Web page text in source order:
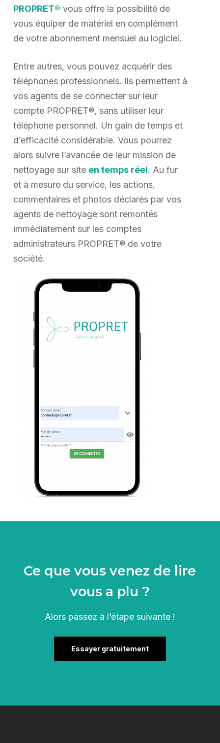
PROPRET® vous offre la possibilité de
vous équiper de matériel en complément
de votre abonnement mensuel au logiciel.
Entre autres, vous pouvez acquérir des
téléphones professionnels. Ils permettent à
vos agents de se connecter sur leur
compte PROPRET®, sans utiliser leur
téléphone personnel. Un gain de temps et
d’efficacité considérable. Vous pourrez
alors suivre l’avancée de leur mission de
nettoyage sur site en temps réel. Au fur
et à mesure du service, les actions,
commentaires et photos déclarés par vos
agents de nettoyage sont remontés
immédiatement sur les comptes
administrateurs PROPRET® de votre
société.
Ce que vous venez de lire
vous a plu ?
Alors passez à l’étape suivante !
Essayer gratuitement